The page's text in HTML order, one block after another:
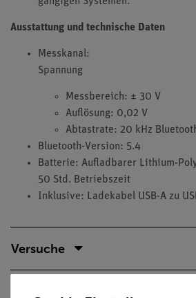
Ausstattung und technische Daten
Messkanal:
Spannung
Messbereich: ± 30 V
Auflösung: 0,02 V
Abtastrate: 20 kHz
Bluetooth-Version: 5.4
Batterie: Aufladbarer Lithium-
50 Std. Betriebszeit
Inklusive: Ladekabel USB-A zu
Versuche